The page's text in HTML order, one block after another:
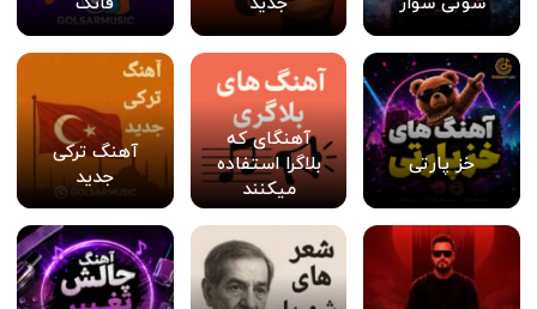
خز پارتی
آهنگای که
بلاگرا استفاده
میکنند
آهنگ ترکی
جدید